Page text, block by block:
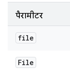
पैरामीटर
file
File